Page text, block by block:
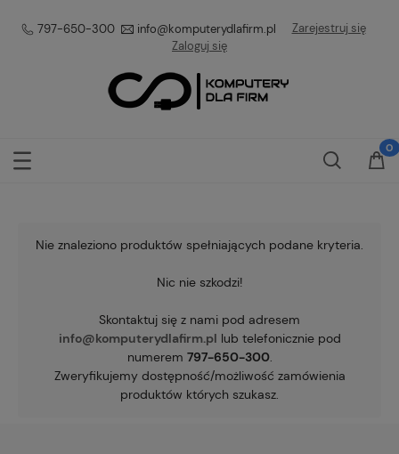
797-650-300 info@komputerydlafirm.pl
Zarejestruj się
Zaloguj się
Nie znaleziono produktów spełniających podane kryteria.
Nic nie szkodzi!
Skontaktuj się z nami pod adresem
info@komputerydlafirm.pl lub telefonicznie pod
numerem 797-650-300.
Zweryfikujemy dostępność/możliwość zamówienia
produktów których szukasz.